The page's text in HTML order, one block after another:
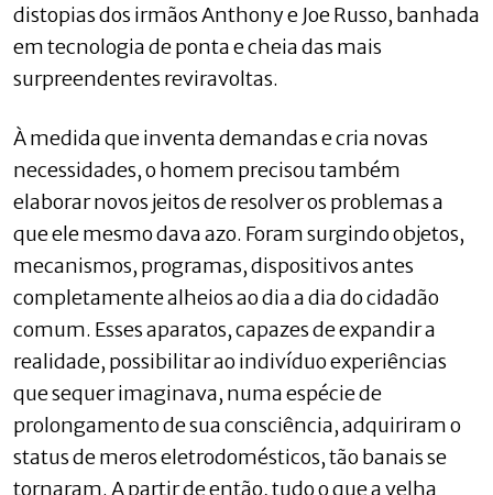
distopias dos irmãos Anthony e Joe Russo, banhada
em tecnologia de ponta e cheia das mais
surpreendentes reviravoltas.
À medida que inventa demandas e cria novas
necessidades, o homem precisou também
elaborar novos jeitos de resolver os problemas a
que ele mesmo dava azo. Foram surgindo objetos,
mecanismos, programas, dispositivos antes
completamente alheios ao dia a dia do cidadão
comum. Esses aparatos, capazes de expandir a
realidade, possibilitar ao indivíduo experiências
que sequer imaginava, numa espécie de
prolongamento de sua consciência, adquiriram o
status de meros eletrodomésticos, tão banais se
tornaram. A partir de então, tudo o que a velha